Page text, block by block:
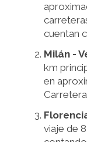
cuentan
Milán -
km
en
viaje de